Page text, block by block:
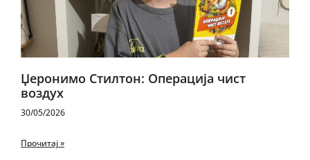
Џеронимо Стилтон: Операција чист
воздух
30/05/2026
Прочитај »